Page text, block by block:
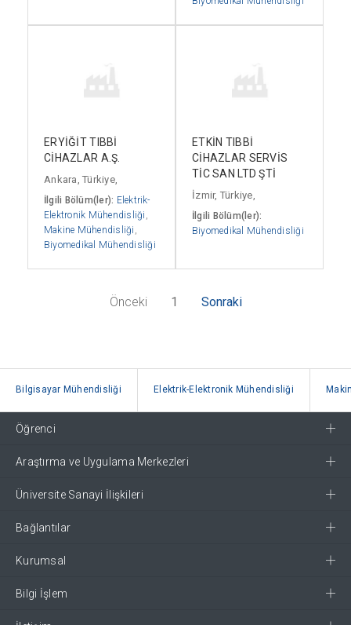
ERYİĞİT TIBBİ
CİHAZLAR A.Ş.
Ankara, Türkiye,
İlgili Bölüm(ler): Elektrik-
Elektronik Mühendisliği ,
Makine Mühendisliği ,
Biyomedikal Mühendisliği
ETKİN TIBBİ
CİHAZLAR SERVİS
TİC SAN LTD ŞTİ
İzmir, Türkiye,
İlgili Bölüm(ler):
Biyomedikal Mühendisliği
Önceki 1 Sonraki
Bilgisayar Mühendisliği Elektrik-Elektronik Mühendisliği
Öğrenci
Araştırma ve Uygulama Merkezleri
Üniversite Sanayi İlişkileri
Bağlantılar
Kurumsal
Bilgi İşlem